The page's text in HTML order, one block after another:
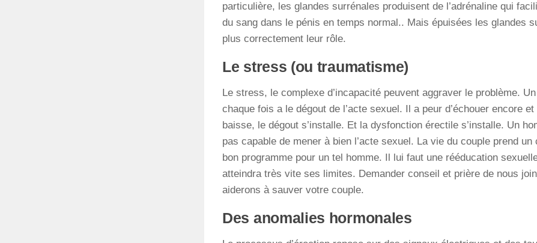
particulière, les glandes surrénales produisent de l’adrénaline qui
du sang dans le pénis en temps normal.. Mais épuisées les glandes
plus correctement leur rôle.
Le stress (ou traumatisme)
Le stress, le complexe d’incapacité peuvent aggraver le problème.
chaque fois a le dégout de l’acte sexuel. Il a peur d’échouer encore
baisse, le dégout s’installe. Et la dysfonction érectile s’installe. Un
pas capable de mener à bien l’acte sexuel. La vie du couple prend
bon programme pour un tel homme. Il lui faut une rééducation
atteindra très vite ses limites. Demander conseil et prière de nous
aiderons à sauver votre couple.
Des anomalies hormonales